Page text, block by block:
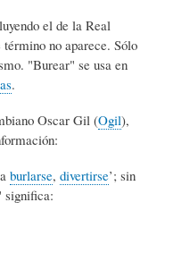
el de la Real
no aparece. Sólo
"Burear" se usa en
.
Oscar Gil (Ogil),
burlarse, divertirse’; sin
significa: